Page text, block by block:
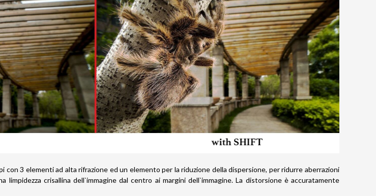
3 elementi ad alta rifrazione ed un elemento per la riduzione della dispersione, per ridurre aberrazioni
limpidezza crisallina dell`immagine dal centro ai margini dell`immagine. La distorsione è accuratamente